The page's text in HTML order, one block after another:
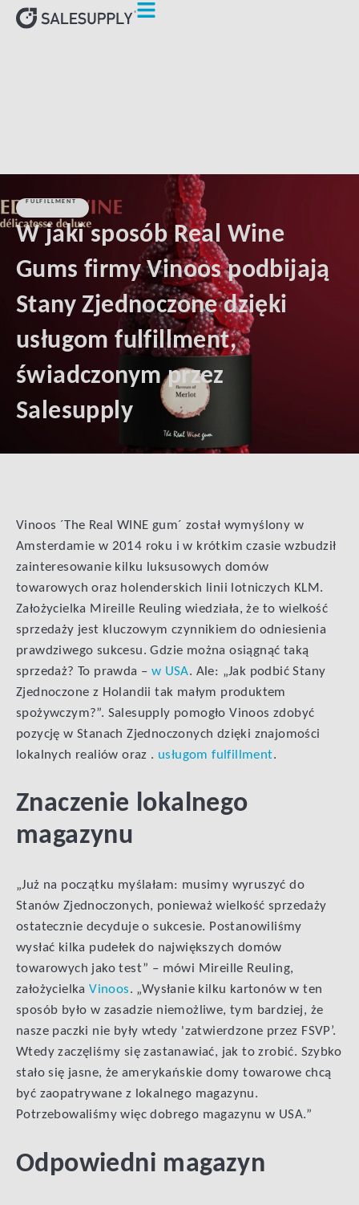
FULFILLMENT
W jaki sposób Real Wine
Gums firmy Vinoos podbijają
Stany Zjednoczone dzięki
usługom fulfillment,
świadczonym przez
Salesupply
Vinoos ´The Real WINE gum´ został wymyślony w
Amsterdamie w 2014 roku i w krótkim czasie wzbudził
zainteresowanie kilku luksusowych domów
towarowych oraz holenderskich linii lotniczych KLM.
Założycielka Mireille Reuling wiedziała, że to wielkość
sprzedaży jest kluczowym czynnikiem do odniesienia
prawdziwego sukcesu. Gdzie można osiągnąć taką
sprzedaż? To prawda – w USA. Ale: „Jak podbić Stany
Zjednoczone z Holandii tak małym produktem
spożywczym?”. Salesupply pomogło Vinoos zdobyć
pozycję w Stanach Zjednoczonych dzięki znajomości
lokalnych realiów oraz . usługom fulfillment.
Znaczenie lokalnego
magazynu
„Już na początku myślałam: musimy wyruszyć do
Stanów Zjednoczonych, ponieważ wielkość sprzedaży
ostatecznie decyduje o sukcesie. Postanowiliśmy
wysłać kilka pudełek do największych domów
towarowych jako test” – mówi Mireille Reuling,
założycielkaVinoos. „Wysłanie kilku kartonów w ten
sposób było w zasadzie niemożliwe, tym bardziej, że
nasze paczki nie były wtedy 'zatwierdzone przez FSVP’.
Wtedy zaczęliśmy się zastanawiać, jak to zrobić. Szybko
stało się jasne, że amerykańskie domy towarowe chcą
być zaopatrywane z lokalnego magazynu.
Potrzebowaliśmy więc dobrego magazynu w USA.”
Odpowiedni magazyn